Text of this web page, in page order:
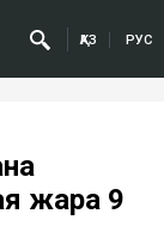
ҚАЗ РУС
жара 9